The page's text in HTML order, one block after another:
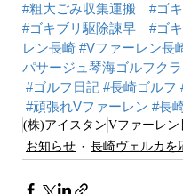
#粗大ごみ収集運搬
#ゴ
#ゴキブリ駆除諫早
#ゴ
レン長崎 #Vファーレン長
パサージュ琴海ゴルフク
#ゴルフ日記 #長崎ゴルフ
#頑張れVファーレン #長
(株)アイスタン Vファーレン
お知らせ 長崎ヴェルカを